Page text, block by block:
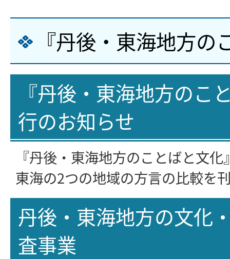
『丹後・東海地方
『丹後・東海地方のこ
行のお知らせ
『丹後・東海地方のことばと文
東海の2つの地域の方言の比較を
丹後・東海地方の文化
査事業